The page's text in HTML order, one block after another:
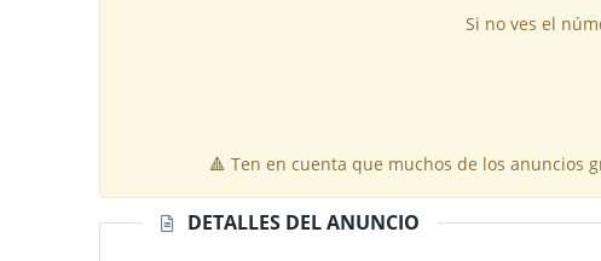
Si no ves el
🔺 Ten en cuenta que muchos de los anuncios
DETALLES DEL ANUNCIO